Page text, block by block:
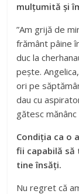
mulțumită și
”Am grijă de
frământ pâine
duc la
pește.
ori pe
dau cu
gătesc
Condiția ca o
fii capabilă să
tine însăți.
Nu regret că